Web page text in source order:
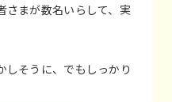
さまが数名いらして、実
しそうに、でもしっかり